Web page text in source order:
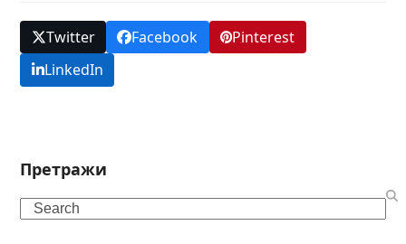
Twitter Facebook
Pinterest
LinkedIn
Претражи
Search